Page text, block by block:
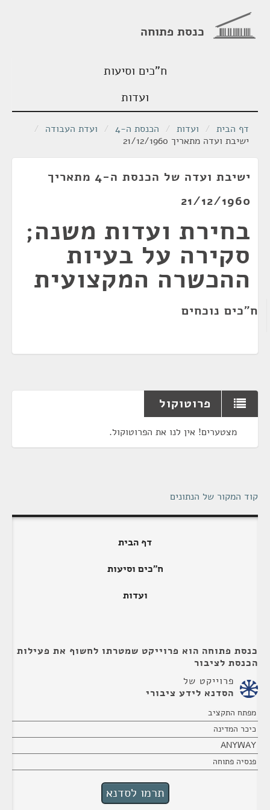
כנסת פתוחה
ח"כים וסיעות
ועדות
דף הבית / ועדות / הכנסת ה-4 / ועדת העבודה /
ישיבת ועדה מתאריך 21/12/1960
ישיבת ועדה של הכנסת ה-4 מתאריך
21/12/1960
בחירת ועדות משנה;
סקירה על בעיות
ההכשרה המקצועית
ח"כים נוכחים
פרוטוקול
מצטערים! אין לנו את הפרוטוקול.
קוד המקור של הנתונים
דף הבית
ח"כים וסיעות
ועדות
כנסת פתוחה הוא פרוייקט שמטרתו לחשוף את פעילות
הכנסת לציבור
פרוייקט של
הסדנא לידע ציבורי
מפתח התקציב
כיכר המדינה
ANYWAY
פנסיה פתוחה